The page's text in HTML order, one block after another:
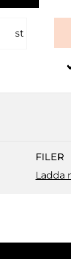
st
FILER
Ladda